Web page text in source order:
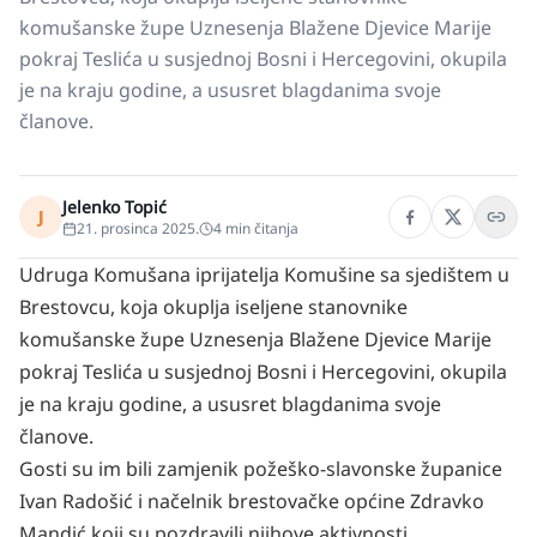
komušanske župe Uznesenja Blažene Djevice Marije
pokraj Teslića u susjednoj Bosni i Hercegovini, okupila
je na kraju godine, a ususret blagdanima svoje
članove.
J Jelenko Topić
21. prosinca 2025. 4 min čitanja
Udruga Komušana iprijatelja Komušine sa sjedištem u
Brestovcu, koja okuplja iseljene stanovnike
komušanske župe Uznesenja Blažene Djevice Marije
pokraj Teslića u susjednoj Bosni i Hercegovini, okupila
je na kraju godine, a ususret blagdanima svoje
članove.
Gosti su im bili zamjenik požeško-slavonske županice
Ivan Radošić i načelnik brestovačke općine Zdravko